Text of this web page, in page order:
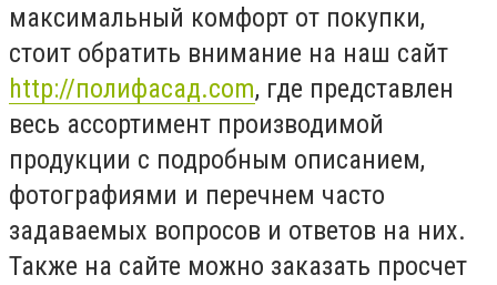
максимальный комфорт от покупки,
стоит обратить внимание на наш сайт
http://полифасад.com, где представлен
весь ассортимент производимой
продукции с подробным описанием,
фотографиями и перечнем часто
задаваемых вопросов и ответов на них.
Также на сайте можно заказать просчет